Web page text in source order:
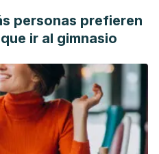
personas prefieren
ir al gimnasio